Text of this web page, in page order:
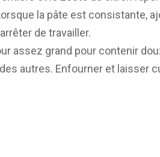
la pâte est consistante,
de travailler.
assez grand pour contenir
autres. Enfourner et laisser